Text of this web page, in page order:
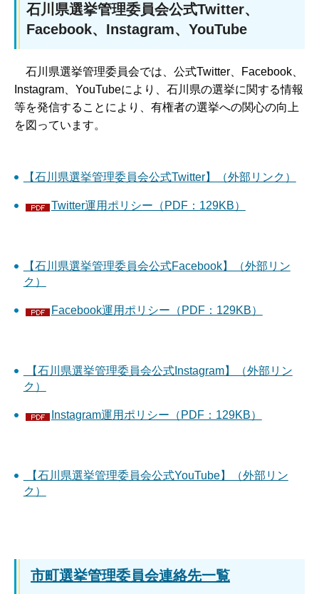
石川県選挙管理委員会公式Twitter、
Facebook、Instagram、YouTube
石川県選挙管理委員会では、公式Twitter、Facebook、
Instagram、YouTubeにより、石川県の選挙に関する情報
等を発信することにより、有権者の選挙への関心の向上
を図っています。
【石川県選挙管理委員会公式Twitter】（外部リンク）
Twitter運用ポリシー（PDF：129KB）
【石川県選挙管理委員会公式Facebook】（外部リン
ク）
Facebook運用ポリシー（PDF：129KB）
【石川県選挙管理委員会公式Instagram】（外部リン
ク）
Instagram運用ポリシー（PDF：129KB）
【石川県選挙管理委員会公式YouTube】（外部リン
ク）
市町選挙管理委員会連絡先一覧